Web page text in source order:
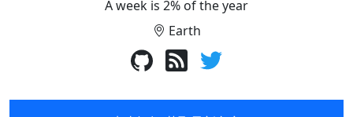
A week is 2% of the year
Earth